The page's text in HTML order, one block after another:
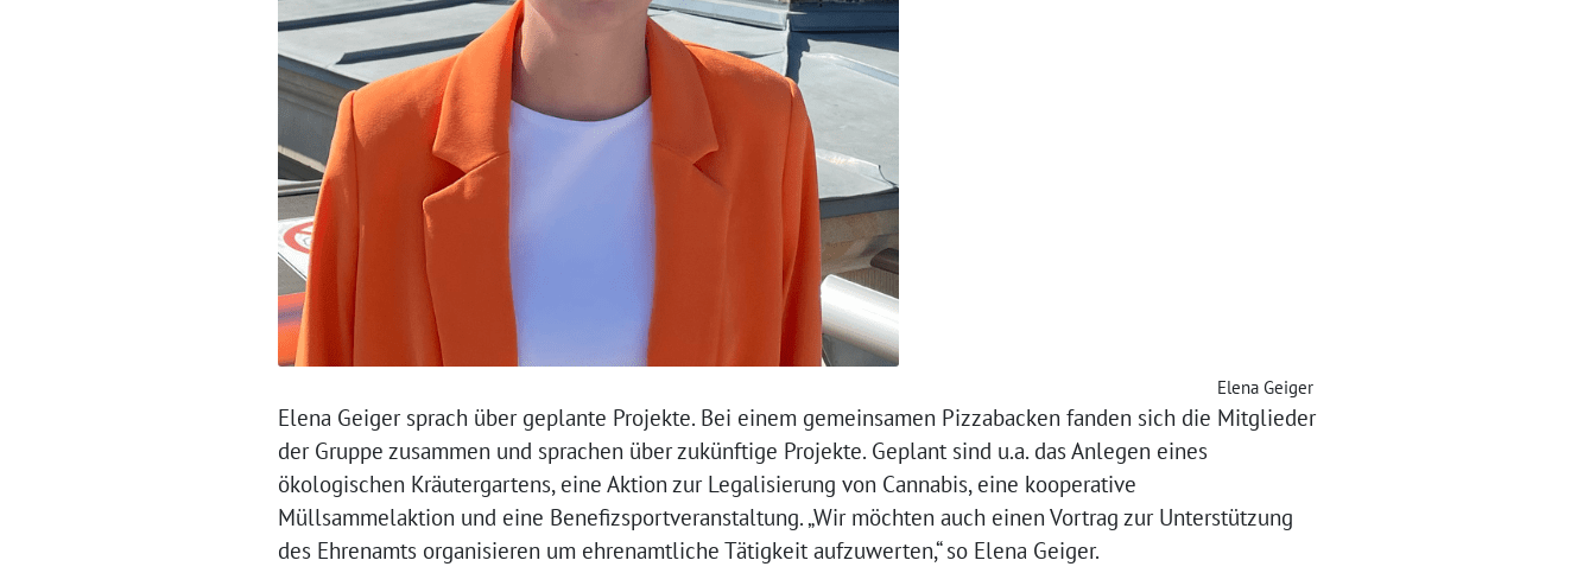
Elena Geiger
Elena Geiger sprach über geplante Projekte. Bei einem gemeinsamen Pizzabacken fanden sich die Mitglieder
der Gruppe zusammen und sprachen über zukünftige Projekte. Geplant sind u.a. das Anlegen eines
ökologischen Kräutergartens, eine Aktion zur Legalisierung von Cannabis, eine kooperative
Müllsammelaktion und eine Benefizsportveranstaltung. „Wir möchten auch einen Vortrag zur Unterstützung
des Ehrenamts organisieren um ehrenamtliche Tätigkeit aufzuwerten,“ so Elena Geiger.